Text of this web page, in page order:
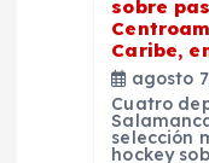
sobre
Caribe,
agosto
Cuatro
selección
hockey